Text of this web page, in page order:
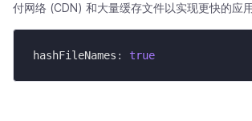
付网络 (CDN) 和大量缓存文件以实现更快的应用
hashFileNames : true